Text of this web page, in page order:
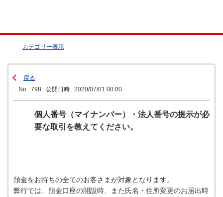
カテゴリー表示
戻る
No : 798
公開日時 : 2020/07/01 00:00
個人番号（マイナンバー）・法人番号の提示が必
要な取引を教えてください。
預金をお持ちの全てのお客さまが対象となります。
弊行では、預金口座の開設時、また氏名・住所変更のお届出時